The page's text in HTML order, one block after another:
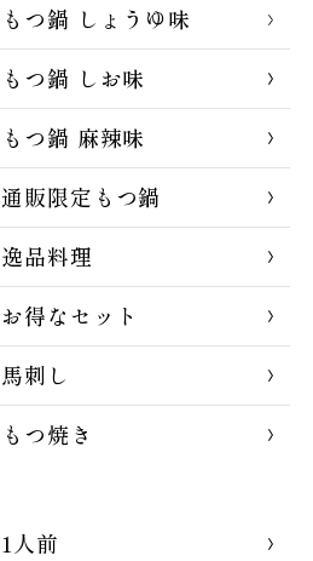
もつ鍋 しょうゆ味
もつ鍋 しお味
もつ鍋 麻辣味
通販限定もつ鍋
逸品料理
お得なセット
馬刺し
もつ焼き
1人前